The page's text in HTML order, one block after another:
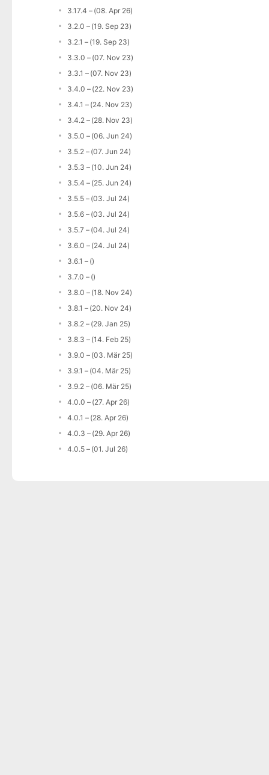
3.17.4 – (08. Apr 26)
3.2.0 – (19. Sep 23)
3.2.1 – (19. Sep 23)
3.3.0 – (07. Nov 23)
3.3.1 – (07. Nov 23)
3.4.0 – (22. Nov 23)
3.4.1 – (24. Nov 23)
3.4.2 – (28. Nov 23)
3.5.0 – (06. Jun 24)
3.5.2 – (07. Jun 24)
3.5.3 – (10. Jun 24)
3.5.4 – (25. Jun 24)
3.5.5 – (03. Jul 24)
3.5.6 – (03. Jul 24)
3.5.7 – (04. Jul 24)
3.6.0 – (24. Jul 24)
3.6.1 – ()
3.7.0 – ()
3.8.0 – (18. Nov 24)
3.8.1 – (20. Nov 24)
3.8.2 – (29. Jan 25)
3.8.3 – (14. Feb 25)
3.9.0 – (03. Mär 25)
3.9.1 – (04. Mär 25)
3.9.2 – (06. Mär 25)
4.0.0 – (27. Apr 26)
4.0.1 – (28. Apr 26)
4.0.3 – (29. Apr 26)
4.0.5 – (01. Jul 26)